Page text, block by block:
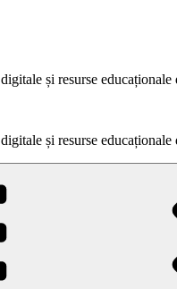
și resurse educaționale
și resurse educaționale